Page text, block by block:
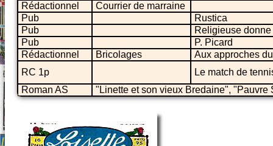
Rédactionnel
Courrier de marraine
Pub
Rustica
Pub
Religieuse
Pub
P. Picard
Rédactionnel
Bricolages
Aux approches
RC 1p
Le match de
Roman AS
"Linette et son vieux Bredaine", "Pauvre